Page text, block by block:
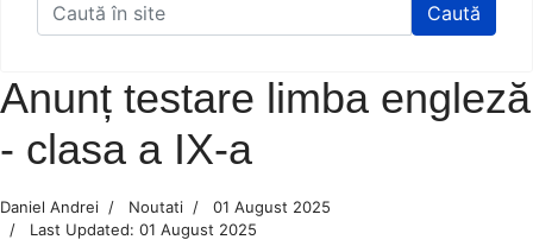
Caută
Anunț testare limba engleză
- clasa a IX-a
Daniel Andrei Noutati
01 August 2025
Last Updated: 01 August 2025